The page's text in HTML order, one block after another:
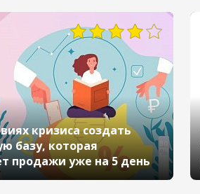
кризиса создать
базу, которая
продажи уже на 5 день